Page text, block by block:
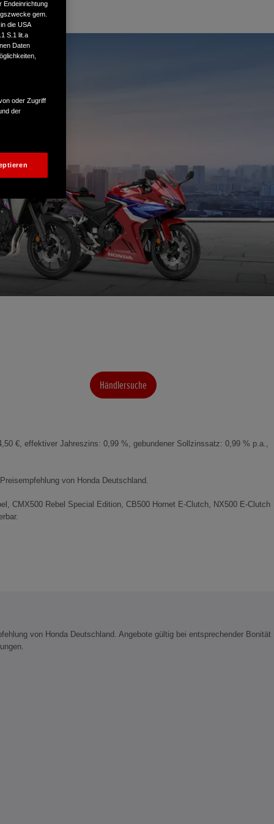
Händlersuche
€, effektiver Jahreszins: 0,99 %, gebundener Sollzinssatz: 0,99 % p.a.,
von Honda Deutschland.
CMX500 Rebel Special Edition, CB500 Hornet E-Clutch, NX500 E-Clutch
von Honda Deutschland. Angebote gültig bei entsprechender Bonität
Endeinrichtung
gem.
die USA
S.1 lit.a
Daten
oder Zugriff
der